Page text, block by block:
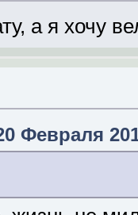
а я хочу
Февраля